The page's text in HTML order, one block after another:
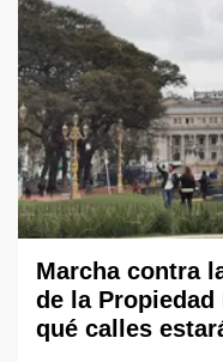
Marcha contra
de la
qué calles